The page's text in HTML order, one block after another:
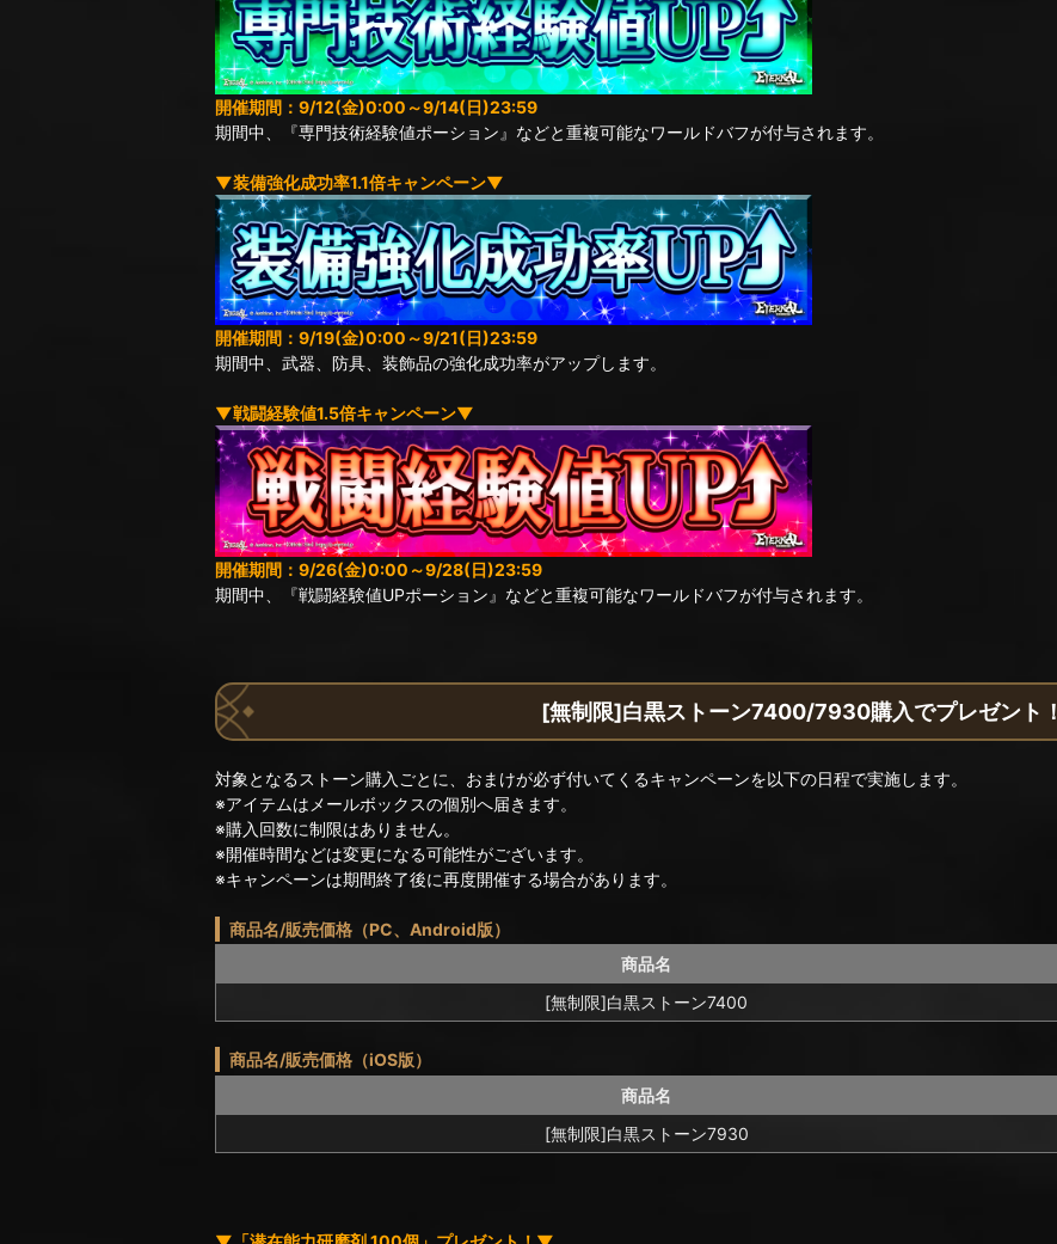
開催期間：9/12(金)0:00～9/14(日)23:59
期間中、『専門技術経験値ポーション』などと重複可能なワールドバフが付与されます。
▼装備強化成功率1.1倍キャンペーン▼
開催期間：9/19(金)0:00～9/21(日)23:59
期間中、武器、防具、装飾品の強化成功率がアップします。
▼戦闘経験値1.5倍キャンペーン▼
開催期間：9/26(金)0:00～9/28(日)23:59
期間中、『戦闘経験値UPポーション』などと重複可能なワールドバフが付与されます。
[無制限]白黒ストーン7400/7930購入でプレゼント！
対象となるストーン購入ごとに、おまけが必ず付いてくるキャンペーンを以下の日程で実施します。
※アイテムはメールボックスの個別へ届きます。
※購入回数に制限はありません。
※開催時間などは変更になる可能性がございます。
※キャンペーンは期間終了後に再度開催する場合があります。
商品名/販売価格（PC、Android版）
商品名
[無制限]白黒ストーン7400
商品名/販売価格（iOS版）
商品名
[無制限]白黒ストーン7930